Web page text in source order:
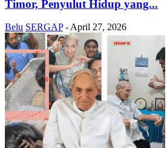
Timor, Penyulut Hidup yang...
Belu SERGAP - April 27, 2026